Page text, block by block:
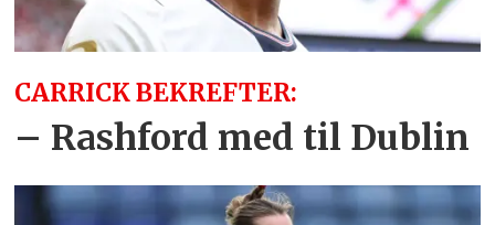
CARRICK BEKREFTER:
– Rashford med til Dublin